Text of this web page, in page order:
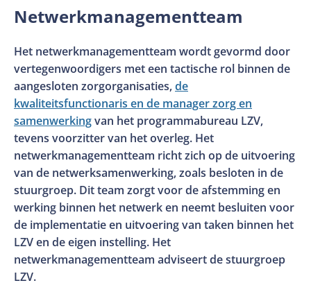
Netwerkmanagementteam
Het netwerkmanagementteam wordt gevormd door
vertegenwoordigers met een tactische rol binnen de
aangesloten zorgorganisaties,de
kwaliteitsfunctionaris en de manager zorg en
samenwerkingvan het programmabureau LZV,
tevens voorzitter van het overleg. Het
netwerkmanagementteam richt zich op de uitvoering
van de netwerksamenwerking, zoals besloten in de
stuurgroep. Dit team zorgt voor de afstemming en
werking binnen het netwerk en neemt besluiten voor
de implementatie en uitvoering van taken binnen het
LZV en de eigen instelling. Het
netwerkmanagementteam adviseert de stuurgroep
LZV.